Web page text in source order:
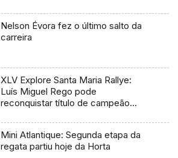
Nelson Évora fez o último salto da
carreira
XLV Explore Santa Maria Rallye:
Luís Miguel Rego pode
reconquistar título de campeão
Mini Atlantique: Segunda etapa da
regata partiu hoje da Horta